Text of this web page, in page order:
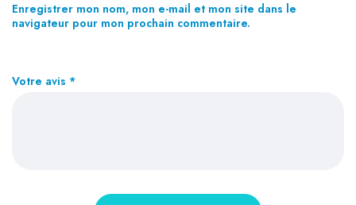
Votre avis *
Enregistrer mon nom, mon e-mail et mon site dans le
navigateur pour mon prochain commentaire.